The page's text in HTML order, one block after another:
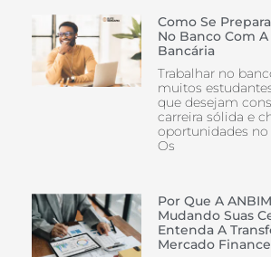
Como Se
No Banco Com
Bancária
Trabalhar no
muitos
que desejam
carreira sólida e
oportunidades
Os
Por Que A
Mudando Suas
Entenda A
Mercado